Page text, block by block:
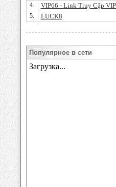
4. VIP66 - Link Truy Cập
5. LUCK8
Популярное в сети